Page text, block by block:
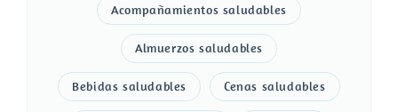
Acompañamientos saludables
Almuerzos saludables
Bebidas saludables Cenas saludables